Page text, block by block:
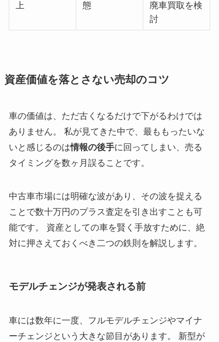
上
態
廃車買取を検
討
資産価値を落とさない売却のコツ
車の価値は、ただ古くなるだけで下がるわけでは
ありません。 私が見てきた中で、最ももったいな
いと感じるのは情報の後手に回ってしまい、売る
タイミングを数ヶ月誤ることです。
中古車市場には明確な波があり、その波を捉える
ことで数十万円のプラス査定を引き出すことも可
能です。 資産としての車を賢く手放すために、絶
対に押さえておくべき二つの鉄則を解説します。
モデルチェンジが発表される前
車には数年に一度、フルモデルチェンジやマイナ
ーチェンジという大きな節目があります。 新型が